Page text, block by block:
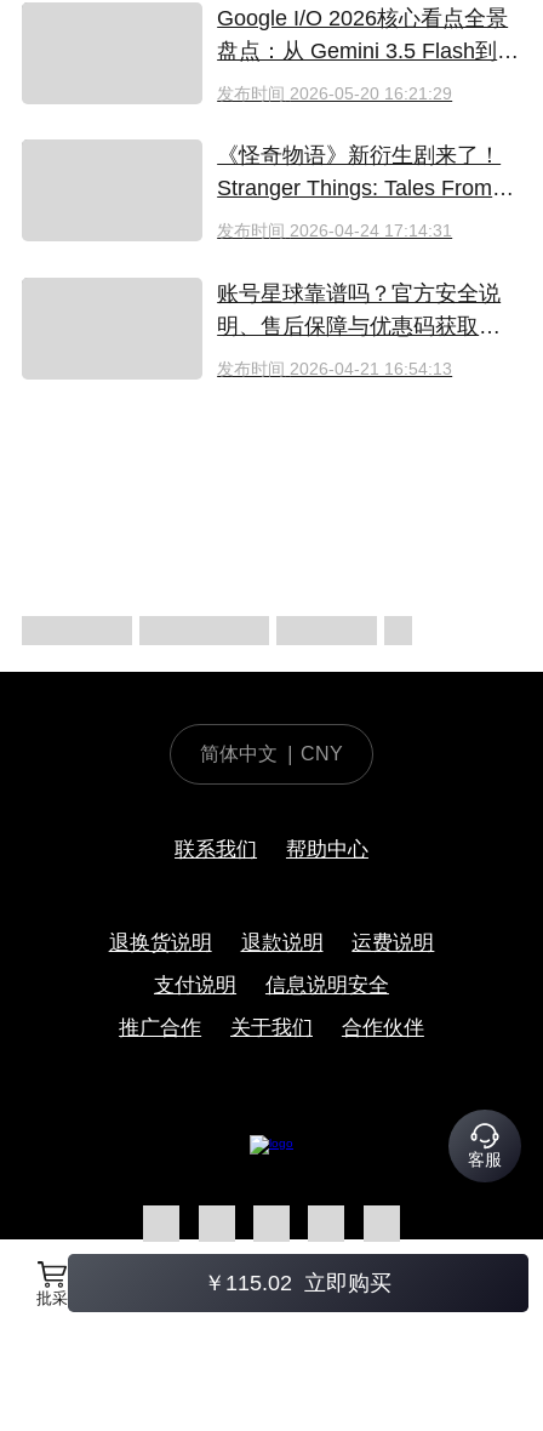
Google I/O 2026核心看点全景
盘点：从 Gemini 3.5 Flash到全
新AI智能体生态
发布时间 2026-05-20 16:21:29
《怪奇物语》新衍生剧来了！
Stranger Things: Tales From
'85 好看吗？附奈飞拼车低价观
发布时间 2026-04-24 17:14:31
账号星球靠谱吗？官方安全说
明、售后保障与优惠码获取指
南（2026）
发布时间 2026-04-21 16:54:13
批采
￥ 115.02 立即购买
简体中文 CNY
联系我们 帮助中心
退换货说明 退款说明
运费说明
支付说明
信息说明安全
推广合作
关于我们 合作伙伴
账号星球
客服